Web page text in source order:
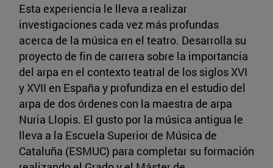
Esta experiencia le lleva a realizar
investigaciones cada vez más profundas
acerca de la música en el teatro. Desarrolla su
proyecto de fin de carrera sobre la importancia
del arpa en el contexto teatral de los siglos XVI
y XVII en España y profundiza en el estudio del
arpa de dos órdenes con la maestra de arpa
Nuria Llopis. El gusto por la música antigua le
lleva a la Escuela Superior de Música de
Cataluña (ESMUC) para completar su formación